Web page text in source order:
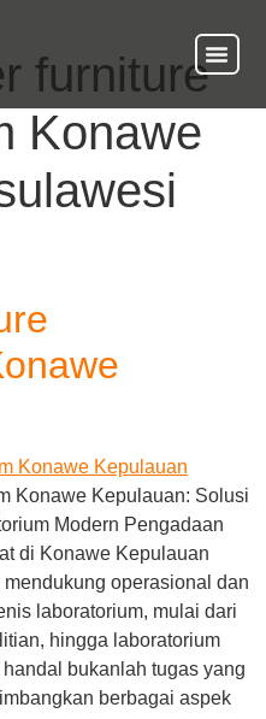
furniture
Konawe
Konawe Kepulauan: Solusi
Modern Pengadaan
di Konawe Kepulauan
operasional dan
laboratorium, mulai dari
hingga laboratorium
bukanlah tugas yang
berbagai aspek